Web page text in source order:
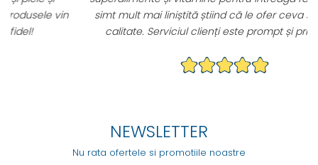
simt mult mai liniștită știind că le ofer ceva sigur și de
calitate. Serviciul clienți este prompt și prietenos.
NEWSLETTER
Nu rata ofertele si promotiile noastre